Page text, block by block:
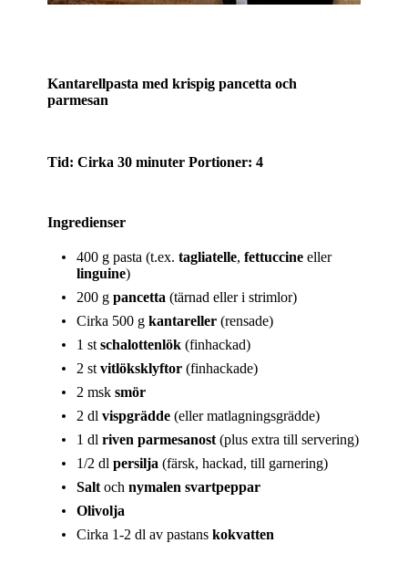
Kantarellpasta med krispig pancetta och
parmesan
Tid: Cirka 30 minuterPortioner: 4
Ingredienser
400 g pasta (t.ex.tagliatelle,fettuccine eller
linguine)
200 gpancetta (tärnad eller i strimlor)
Cirka 500 gkantareller (rensade)
1 stschalottenlök (finhackad)
2 stvitlöksklyftor (finhackade)
2 msksmör
2 dlvispgrädde (eller matlagningsgrädde)
1 dlriven parmesanost (plus extra till servering)
1/2 dlpersilja (färsk, hackad, till garnering)
Salt ochnymalen svartpeppar
Olivolja
Cirka 1-2 dl av pastanskokvatten